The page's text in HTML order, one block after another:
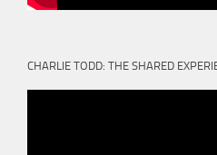
CHARLIE TODD: THE SHARED